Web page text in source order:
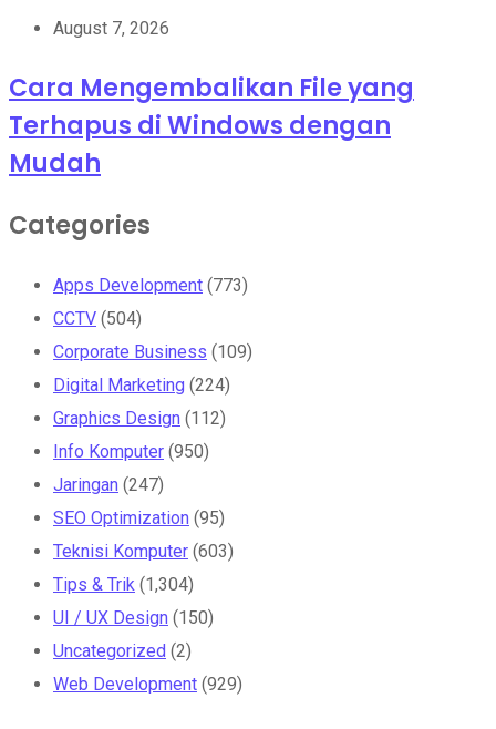
August 7, 2026
Cara Mengembalikan File yang
Terhapus di Windows dengan
Mudah
Categories
Apps Development (773)
CCTV (504)
Corporate Business (109)
Digital Marketing (224)
Graphics Design (112)
Info Komputer (950)
Jaringan (247)
SEO Optimization (95)
Teknisi Komputer (603)
Tips & Trik (1,304)
UI / UX Design (150)
Uncategorized (2)
Web Development (929)